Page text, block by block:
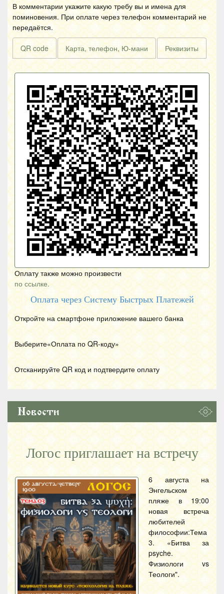
В комментарии укажите какую требу вы и имена для
поминовения. При оплате через телефон комментарий не
передаётся.
QR code Карта, телефон, Ю-мани Реквизиты
Оплату также можно произвести
по ссылке.
Оплата через Систему Быстрых Платежей
Откройте на смартфоне приложение вашего банка
Выберите«Оплата по QR-коду»
Отсканируйте QR код и подтвердите оплату
Новости
Логос приглашает на встречу
6 августа на
Энгельском
пляже в 19:00
новая встреча
любителей
философии:Тема
3. «Битва за
psyche.
Физиологи vs
Теологи".